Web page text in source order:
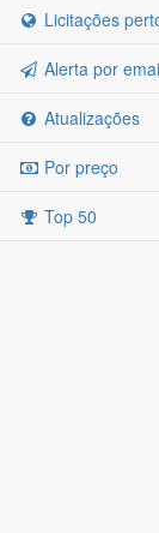
Licitações
Alerta por
Atualizações
Por preço
Top 50